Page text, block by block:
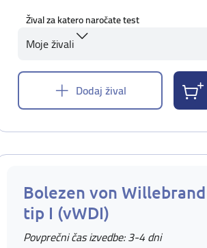
Žival za katero naročate test
Moje živali
Dodaj žival
Bolezen von Willebrand
tip I (vWDI)
Povprečni čas izvedbe: 3-4 dni